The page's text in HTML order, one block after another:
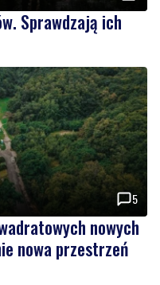
Sprawdzają ich
5
nowych
nowa przestrzeń